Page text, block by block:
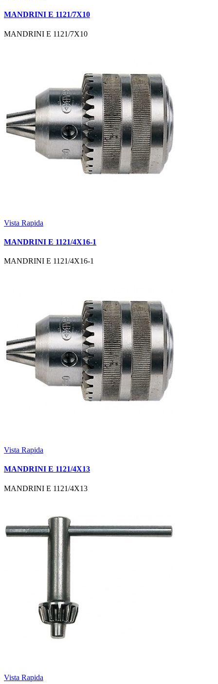
MANDRINI E 1121/7X10
MANDRINI E 1121/7X10
Vista Rapida
MANDRINI E 1121/4X16-1
MANDRINI E 1121/4X16-1
Vista Rapida
MANDRINI E 1121/4X13
MANDRINI E 1121/4X13
Vista Rapida